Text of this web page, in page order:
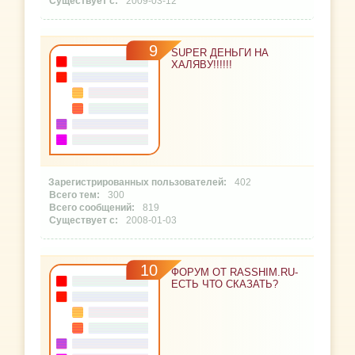
9
SUPER ДЕНЬГИ НА
ХАЛЯВУ!!!!!!
402
300
819
2008-01-03
10
ФОРУМ ОТ RASSHIM.RU-
ЕСТЬ ЧТО СКАЗАТЬ?